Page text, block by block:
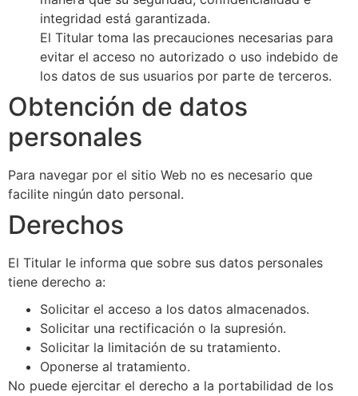
integridad está garantizada.
El Titular toma las precauciones necesarias para
evitar el acceso no autorizado o uso indebido de
los datos de sus usuarios por parte de terceros.
Obtención de datos
personales
Para navegar por el sitio Web no es necesario que
facilite ningún dato personal.
Derechos
El Titular le informa que sobre sus datos personales
tiene derecho a:
Solicitar el acceso a los datos almacenados.
Solicitar una rectificación o la supresión.
Solicitar la limitación de su tratamiento.
Oponerse al tratamiento.
No puede ejercitar el derecho a la portabilidad de los